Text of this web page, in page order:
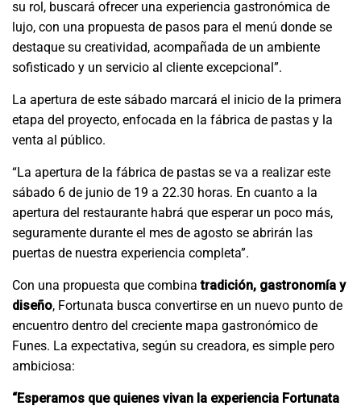
su rol, buscará ofrecer una experiencia gastronómica de
lujo, con una propuesta de pasos para el menú donde se
destaque su creatividad, acompañada de un ambiente
sofisticado y un servicio al cliente excepcional”.
La apertura de este sábado marcará el inicio de la primera
etapa del proyecto, enfocada en la fábrica de pastas y la
venta al público.
“La apertura de la fábrica de pastas se va a realizar este
sábado 6 de junio de 19 a 22.30 horas. En cuanto a la
apertura del restaurante habrá que esperar un poco más,
seguramente durante el mes de agosto se abrirán las
puertas de nuestra experiencia completa”.
Con una propuesta que combinatradición, gastronomía y
diseño, Fortunata busca convertirse en un nuevo punto de
encuentro dentro del creciente mapa gastronómico de
Funes. La expectativa, según su creadora, es simple pero
ambiciosa:
“Esperamos que quienes vivan la experiencia Fortunata